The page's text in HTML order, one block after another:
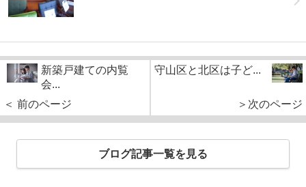
新築戸建ての内覧
会...
＜ 前のページ
守山区と北区は子ど...
＞次のページ
ブログ記事一覧を見る